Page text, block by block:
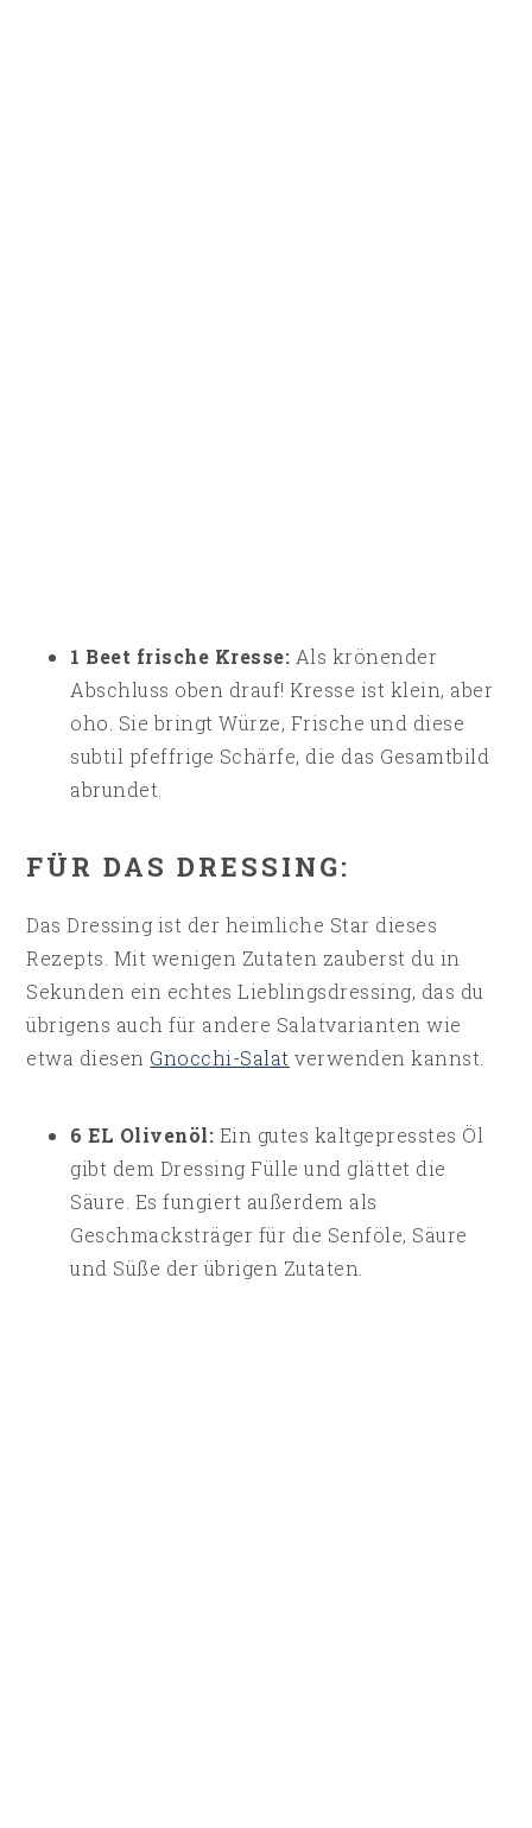
1 Beet frische Kresse: Als krönender
Abschluss oben drauf! Kresse ist klein, aber
oho. Sie bringt Würze, Frische und diese
subtil pfeffrige Schärfe, die das Gesamtbild
abrundet.
FÜR DAS DRESSING:
Das Dressing ist der heimliche Star dieses
Rezepts. Mit wenigen Zutaten zauberst du in
Sekunden ein echtes Lieblingsdressing, das du
übrigens auch für andere Salatvarianten wie
etwa diesen Gnocchi-Salat verwenden kannst.
6 EL Olivenöl: Ein gutes kaltgepresstes Öl
gibt dem Dressing Fülle und glättet die
Säure. Es fungiert außerdem als
Geschmacksträger für die Senföle, Säure
und Süße der übrigen Zutaten.